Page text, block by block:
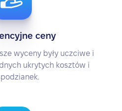
ceny
wyceny były uczciwe i
ukrytych kosztów i